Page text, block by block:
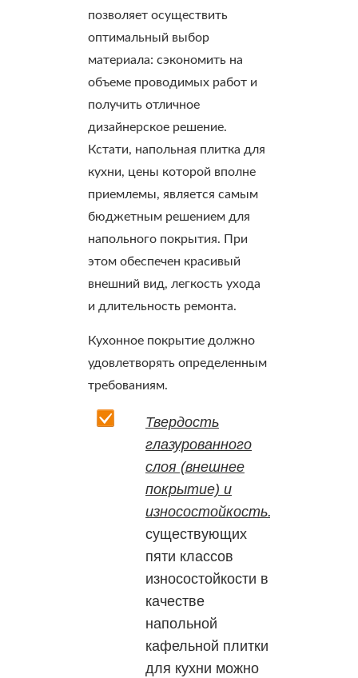
позволяет осуществить
оптимальный выбор
материала: сэкономить на
объеме проводимых работ и
получить отличное
дизайнерское решение.
Кстати, напольная плитка для
кухни, цены которой вполне
приемлемы, является самым
бюджетным решением для
напольного покрытия. При
этом обеспечен красивый
внешний вид, легкость ухода
и длительность ремонта.
Кухонное покрытие должно
удовлетворять определенным
требованиям.
Твердость
глазурованного
слоя (внешнее
покрытие) и
износостойкость.
существующих
пяти классов
износостойкости в
качестве
напольной
кафельной плитки
для кухни можно